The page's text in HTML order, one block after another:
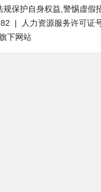
保护自身权益,警惕虚假
| 人力资源服务许可证
下网站